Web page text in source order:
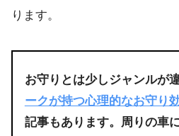
ります。
お守りとは少しジャンルが
ークが持つ心理的なお守り
記事もあります。周りの車